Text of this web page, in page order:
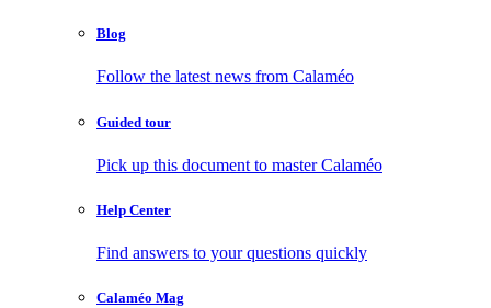
Blog
Follow the latest news from Calaméo
Guided tour
Pick up this document to master Calaméo
Help Center
Find answers to your questions quickly
Calaméo Mag